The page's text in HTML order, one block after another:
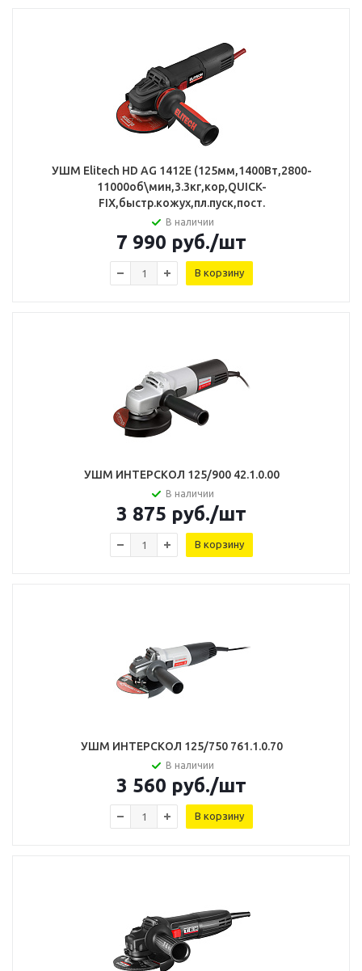
УШМ Elitech HD AG 1412E (125мм,1400Вт,2800-
11000об\мин,3.3кг,кор,QUICK-
FIX,быстр.кожух,пл.пуск,пост.
В наличии
7 990 руб./шт
В корзину
УШМ ИНТЕРСКОЛ 125/900 42.1.0.00
В наличии
3 875 руб./шт
В корзину
УШМ ИНТЕРСКОЛ 125/750 761.1.0.70
В наличии
3 560 руб./шт
В корзину